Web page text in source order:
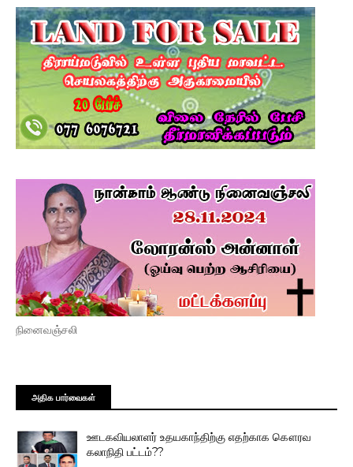
நினைவஞ்சலி
அதிக பார்வைகள்
ஊடகவியலாளர் உதயகாந்திற்கு எதற்காக கௌரவ
கலாநிதி பட்டம்??